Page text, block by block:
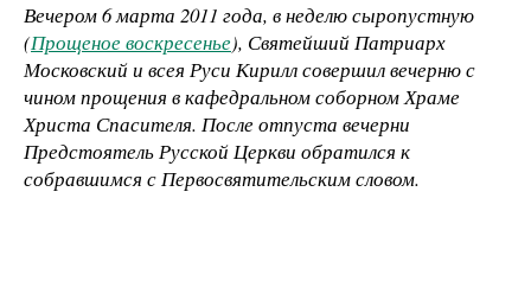
Вечером 6 марта 2011 года, в неделю сыропустную
(Прощеное воскресенье), Святейший Патриарх
Московский и всея Руси Кирилл совершил вечерню с
чином прощения в кафедральном соборном Храме
Христа Спасителя. После отпуста вечерни
Предстоятель Русской Церкви обратился к
собравшимся с Первосвятительским словом.